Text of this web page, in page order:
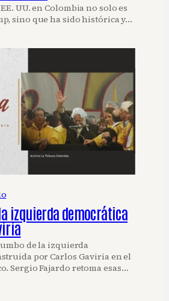
UU. en Colombia no solo es
sino que ha sido histórica y…
izquierda democrática
de la izquierda
por Carlos Gaviria en el
Sergio Fajardo retoma esas…